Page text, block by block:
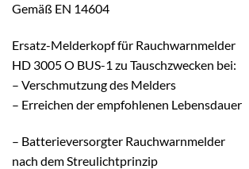
Gemäß EN 14604
Ersatz-Melderkopf für Rauchwarnmelder
HD 3005 O BUS-1 zu Tauschzwecken bei:
– Verschmutzung des Melders
– Erreichen der empfohlenen Lebensdauer
– Batterieversorgter Rauchwarnmelder
nach dem Streulichtprinzip